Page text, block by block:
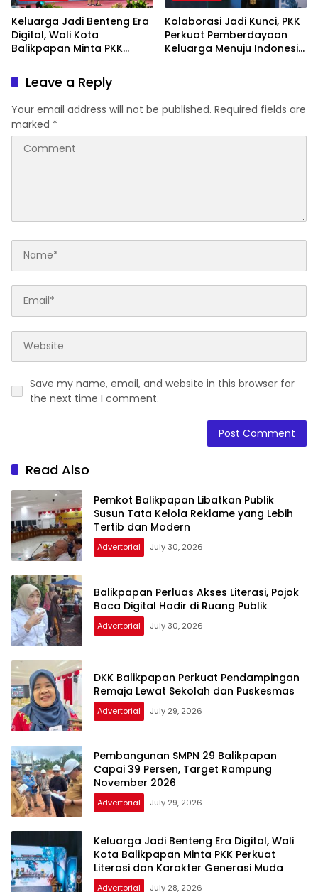
Keluarga Jadi Benteng Era
Digital, Wali Kota
Balikpapan Minta PKK
Karakter Generasi Muda
Kolaborasi Jadi Kunci, PKK
Perkuat Pemberdayaan
Keluarga Menuju Indonesia
Leave a Reply
Your email address will not be published. Required fields are
marked *
Save my name, email, and website in this browser for
the next time I comment.
Read Also
Pemkot Balikpapan Libatkan Publik
Susun Tata Kelola Reklame yang Lebih
Tertib dan Modern
Advertorial July 30, 2026
Balikpapan Perluas Akses Literasi, Pojok
Baca Digital Hadir di Ruang Publik
Advertorial July 30, 2026
DKK Balikpapan Perkuat Pendampingan
Remaja Lewat Sekolah dan Puskesmas
Advertorial July 29, 2026
Pembangunan SMPN 29 Balikpapan
Capai 39 Persen, Target Rampung
November 2026
Advertorial July 29, 2026
Keluarga Jadi Benteng Era Digital, Wali
Kota Balikpapan Minta PKK Perkuat
Literasi dan Karakter Generasi Muda
Advertorial July 28, 2026